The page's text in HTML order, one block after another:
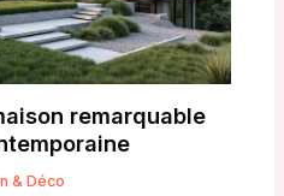
remarquable
& Déco